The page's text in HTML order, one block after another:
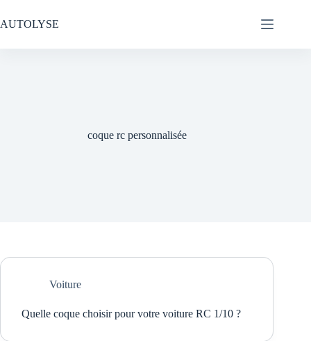
au
contenu
AUTOLYSE
coque rc personnalisée
Voiture
Quelle coque choisir pour votre voiture RC 1/10 ?